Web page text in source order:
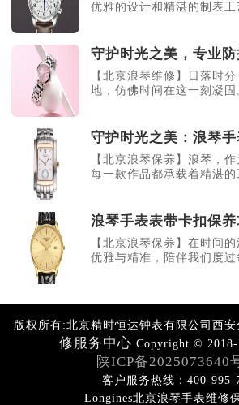
优雅的设计和精湛的制表
守护时光之美，专业防
【北京浪琴维修】日落时
地，仿佛时间在这一刻凝固
守护时光之美：浪琴手
【北京浪琴保养】浪琴，
每一款作品都承载着精湛的
浪琴手表表带卡扣保养
【北京浪琴保养】在时间
优雅与精准，陪伴我们度过
版权所有:北京精时恒达钟表有限公司西安
修服务中心 Copyright © 2018-
陕ICP备2025073640
客户服务热线：400-995-
Longines北京浪琴手表维修